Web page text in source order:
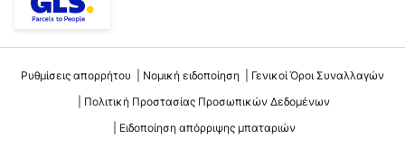
Ρυθμίσεις απορρήτου Νομική ειδοποίηση
Γενικοί Όροι Συναλλαγών
Πολιτική Προστασίας Προσωπικών Δεδομένων
Ειδοποίηση απόρριψης μπαταριών